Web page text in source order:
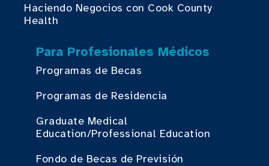
Haciendo Negocios con Cook County
Health
Para Profesionales Médicos
Programas de Becas
Programas de Residencia
Graduate Medical
Education/Professional Education
Fondo de Becas de Previsión